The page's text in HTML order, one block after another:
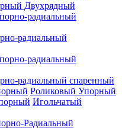
Двухрядный
радиальный
радиальный спаренный
Роликовый Упорный
Игольчатый